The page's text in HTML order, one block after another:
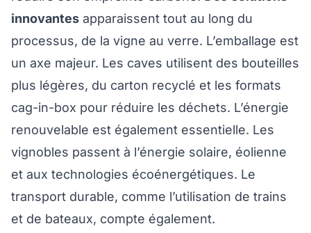
innovantes apparaissent tout au long du
processus, de la vigne au verre. L’emballage est
un axe majeur. Les caves utilisent des bouteilles
plus légères, du carton recyclé et les formats
cag-in-box pour réduire les déchets. L’énergie
renouvelable est également essentielle. Les
vignobles passent à l’énergie solaire, éolienne
et aux technologies écoénergétiques. Le
transport durable, comme l’utilisation de trains
et de bateaux, compte également.